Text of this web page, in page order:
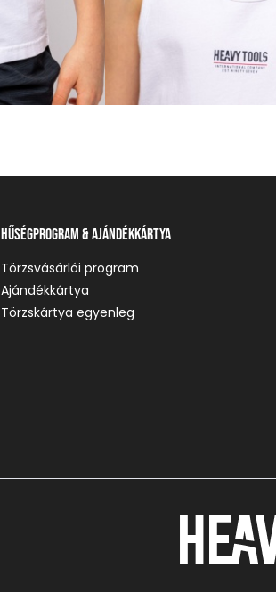
Hűségprogram & Ajándékkártya
Törzsvásárlói program
Ajándékkártya
Törzskártya egyenleg